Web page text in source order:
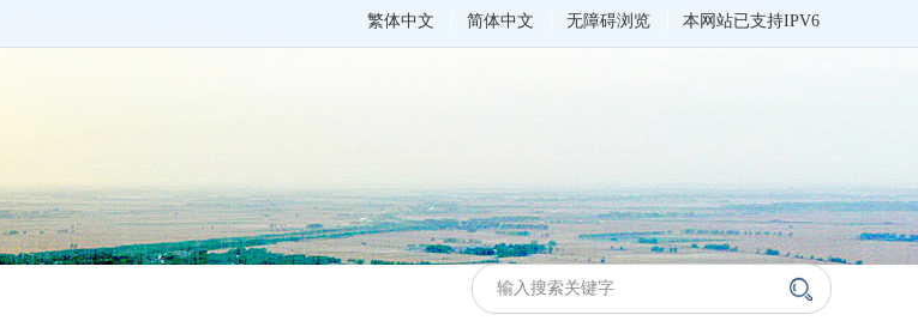
繁体中文 简体中文 无障碍浏览 本网站已支持IPV6